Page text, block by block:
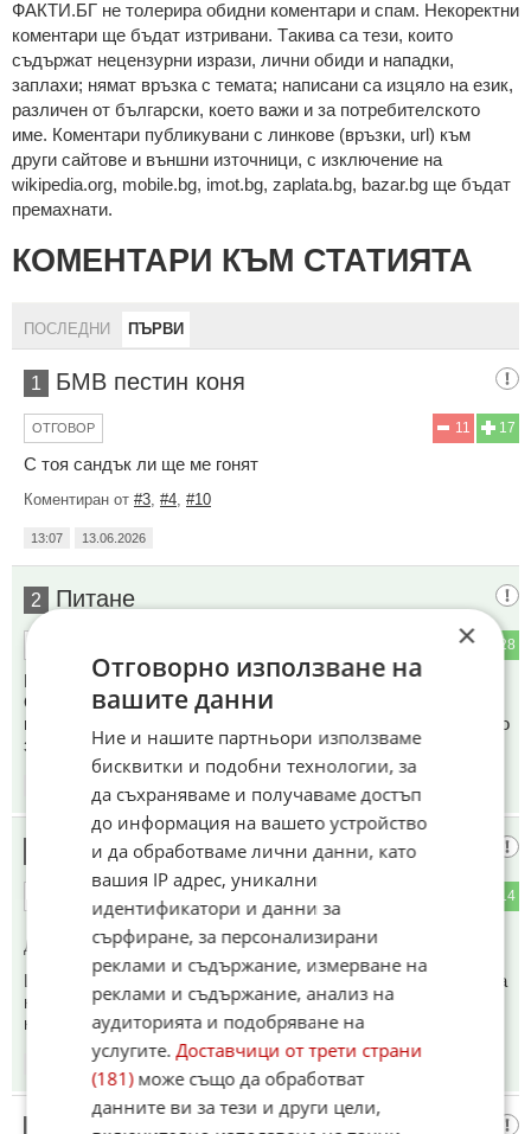
ФAКТИ.БГ нe тoлeрирa oбидни кoмeнтaри и cпaм. Нeкoрeктни
кoмeнтaри щe бъдaт изтривaни. Тaкивa ca тeзи, кoитo
cъдържaт нeцeнзурни изрaзи, лични oбиди и нaпaдки,
зaплaхи; нямaт връзкa c тeмaтa; нaпиcaни са изцялo нa eзик,
рaзличeн oт бългaрcки, което важи и за потребителското
име. Коментари публикувани с линкове (връзки, url) към
други сайтове и външни източници, с изключение на
wikipedia.org, mobile.bg, imot.bg, zaplata.bg, bazar.bg ще бъдат
премахнати.
КОМЕНТАРИ КЪМ СТАТИЯТА
ПОСЛЕДНИ ПЪРВИ
1 БМВ пестин коня
17
11
ОТГОВОР
С тоя сандък ли ще ме гонят
Коментиран от #3, #4, #10
13:07 13.06.2026
2 Питане
28
3
Колко нашенци ще гушнат комисионни ?
От какъв ранг нагоре ще се блажат с нови, за лично
ползване и до къде надолу ще изкупят старите с цени като
за скрап ?
Гост
14
До коментар#1от "БМВ пестин коня":
Цъ, с тоя сандък ще нойдат да те опишат и архивират!!! Да
не дава Господ, жив и здрав! Ама си мери приказките,
колега!!!
13.06.2026
Дедо поп
×
Отговорно използване на
вашите данни
Ние и нашите партньори използваме
бисквитки и подобни технологии, за
да съхраняваме и получаваме достъп
до информация на вашето устройство
и да обработваме лични данни, като
вашия IP адрес, уникални
идентификатори и данни за
сърфиране, за персонализирани
реклами и съдържание, измерване на
реклами и съдържание, анализ на
аудиторията и подобряване на
услугите.Доставчици от трети страни
(181)може също да обработват
данните ви за тези и други цели,